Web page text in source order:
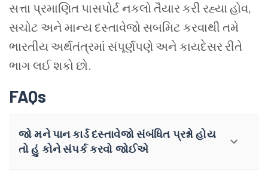
સત્તા પ્રમાણિત પાસપોર્ટ નકલો તૈયાર કરી રહ્યા હોવ,
સચોટ અને માન્ય દસ્તાવેજો સબમિટ કરવાથી તમે
ભારતીય અર્થતંત્રમાં સંપૂર્ણપણે અને કાયદેસર રીતે
ભાગ લઈ શકો છો.
FAQs
જો મને પાન કાર્ડ દસ્તાવેજો સંબંધિત પ્રશ્નો હોય
તો હું કોને સંપર્ક કરવો જોઈએ